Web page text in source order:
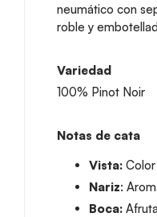
neumático con
roble y
Variedad
100% Pinot Noir
Notas de cata
Vista:
Nariz:
Boca: